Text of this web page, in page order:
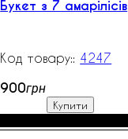
Букет з 7 амарілісів
4247
900грн
Купити